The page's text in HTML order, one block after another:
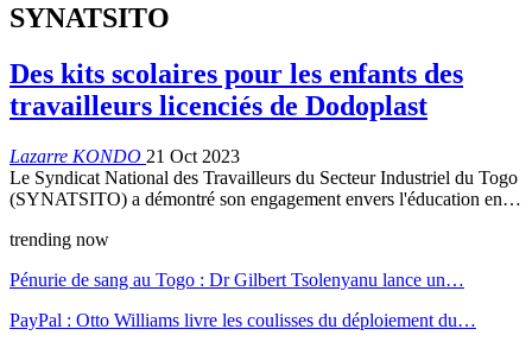
SYNATSITO
Des kits scolaires pour les enfants des
travailleurs licenciés de Dodoplast
Lazarre KONDO 21 Oct 2023
Le Syndicat National des Travailleurs du Secteur Industriel du Togo
(SYNATSITO) a démontré son engagement envers l'éducation en…
trending now
Pénurie de sang au Togo : Dr Gilbert Tsolenyanu lance un…
PayPal : Otto Williams livre les coulisses du déploiement du…